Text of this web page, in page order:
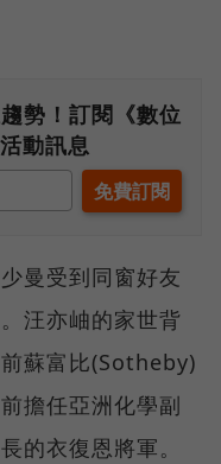
勢！訂閱《數位
動訊息
曼受到同窗好友
汪亦岫的家世背
蘇富比(Sotheby)
擔任亞洲化學副
的衣復恩將軍。